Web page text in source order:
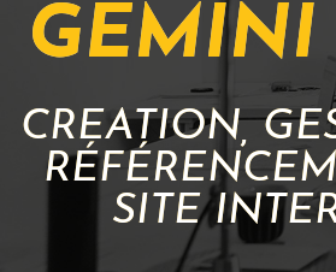
GEMINI
CRÉATION,
SITE